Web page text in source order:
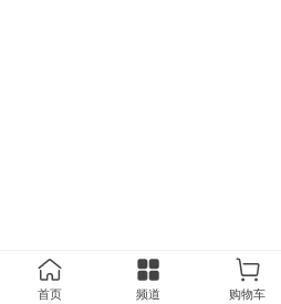
首页 频道 购物车